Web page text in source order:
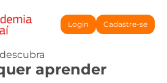
Login Cadastre-se
aprender